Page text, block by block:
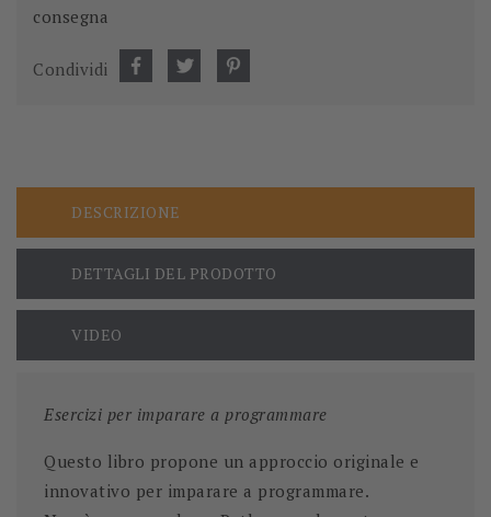
consegna
Condividi
DESCRIZIONE
DETTAGLI DEL PRODOTTO
VIDEO
Esercizi per imparare a programmare
Questo libro propone un approccio originale e
innovativo per imparare a programmare.